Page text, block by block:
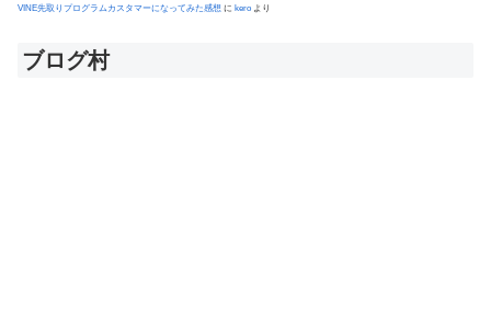
VINE先取りプログラムカスタマーになってみた感想 に kero より
ブログ村